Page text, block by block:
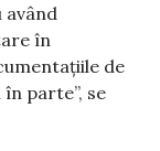
având
în
de
parte”, se